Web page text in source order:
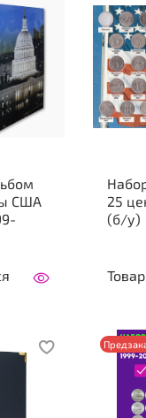
США
25
(б/у)